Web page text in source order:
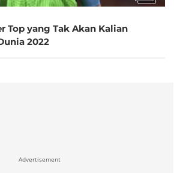
Top yang Tak Akan Kalian
2022
Advertisement